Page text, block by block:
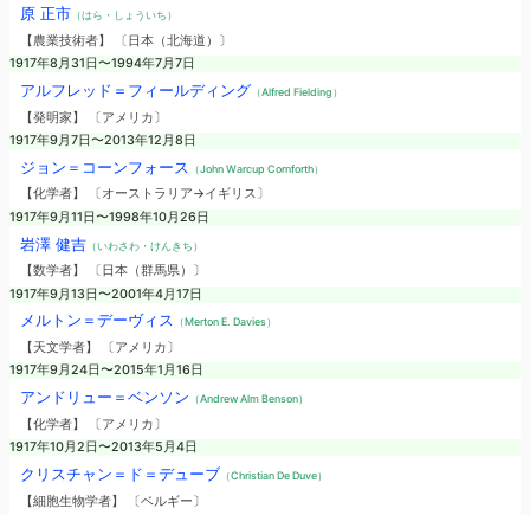
原 正市 （はら・しょういち）
【農業技術者】 〔日本（北海道）〕
1917年8月31日〜1994年7月7日
アルフレッド＝フィールディング （Alfred Fielding）
【発明家】 〔アメリカ〕
1917年9月7日〜2013年12月8日
ジョン＝コーンフォース （John Warcup Cornforth）
【化学者】 〔オーストラリア→イギリス〕
1917年9月11日〜1998年10月26日
岩澤 健吉（いわさわ・けんきち）
【数学者】 〔日本（群馬県）〕
1917年9月13日〜2001年4月17日
メルトン＝デーヴィス （Merton E. Davies）
【天文学者】 〔アメリカ〕
1917年9月24日〜2015年1月16日
アンドリュー＝ベンソン （Andrew Alm Benson）
【化学者】 〔アメリカ〕
1917年10月2日〜2013年5月4日
クリスチャン＝ド＝デューブ （Christian De Duve）
【細胞生物学者】 〔ベルギー〕